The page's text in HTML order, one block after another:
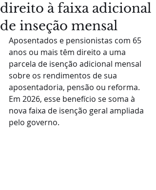
direito à faixa adicional
de inseção mensal
Aposentados e pensionistas com 65
anos ou mais têm direito a uma
parcela de isenção adicional mensal
sobre os rendimentos de sua
aposentadoria, pensão ou reforma.
Em 2026, esse benefício se soma à
nova faixa de isenção geral ampliada
pelo governo.